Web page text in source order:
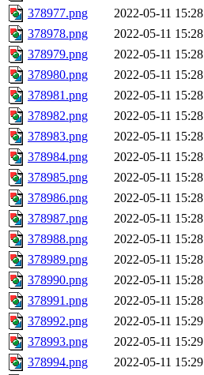
378977.png
2022-05-11 15:28
378978.png
2022-05-11 15:28
378979.png
2022-05-11 15:28
378980.png
2022-05-11 15:28
378981.png
2022-05-11 15:28
378982.png
2022-05-11 15:28
378983.png
2022-05-11 15:28
378984.png
2022-05-11 15:28
378985.png
2022-05-11 15:28
378986.png
2022-05-11 15:28
378987.png
2022-05-11 15:28
378988.png
2022-05-11 15:28
378989.png
2022-05-11 15:28
378990.png
2022-05-11 15:28
378991.png
2022-05-11 15:28
378992.png
2022-05-11 15:29
378993.png
2022-05-11 15:29
378994.png
2022-05-11 15:29